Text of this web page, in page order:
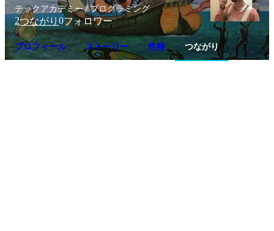
テックアカデミー / プログラミング
2つながり 0フォロワー
プロフィール ストーリー 性格 つながり